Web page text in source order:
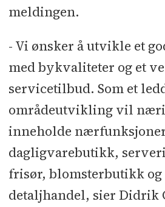
meldingen.
- Vi ønsker å utvikle et
med bykvaliteter og et
servicetilbud. Som et
områdeutvikling vil
inneholde
dagligvarebutikk,
frisør, blomsterbutikk og
detaljhandel, sier Didrik